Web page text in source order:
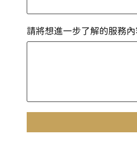
請將想進一步了解的服務